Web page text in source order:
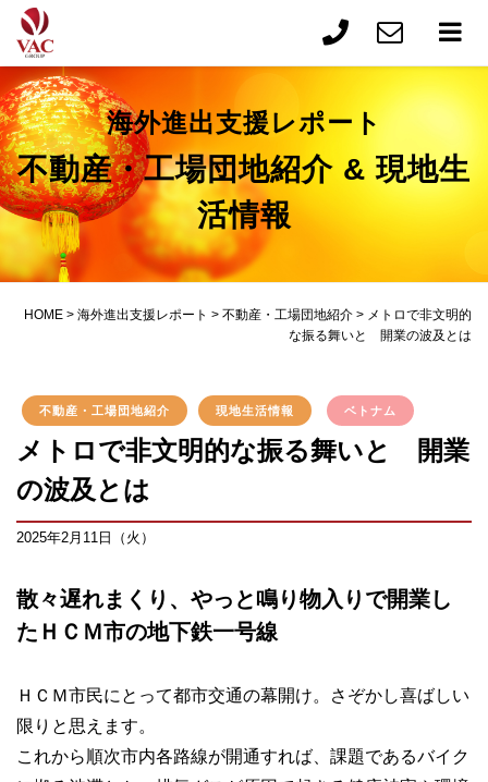
海外進出支援レポート
不動産・工場団地紹介 & 現地生
活情報
HOME > 海外進出支援レポート > 不動産・工場団地紹介 > メトロで非文明的
な振る舞いと 開業の波及とは
不動産・工場団地紹介 現地生活情報 ベトナム
メトロで非文明的な振る舞いと 開業
の波及とは
2025年2月11日（火）
散々遅れまくり、やっと鳴り物入りで開業し
たＨＣＭ市の地下鉄一号線
ＨＣＭ市民にとって都市交通の幕開け。さぞかし喜ばしい
限りと思えます。
これから順次市内各路線が開通すれば、課題であるバイク